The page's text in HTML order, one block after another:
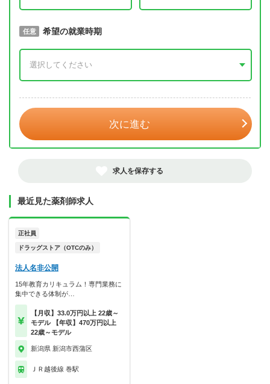
必須 取得予定年
任意 希望の就業時期
次に進む
求人を保存する
最近見た薬剤師求人
正社員
ドラッグストア（OTCのみ）
法人名非公開
15年教育カリキュラム！専門業務に
集中できる体制が…
【月収】33.0万円以上 22歳～
モデル 【年収】470万円以上
22歳～モデル
新潟県 新潟市西蒲区
ＪＲ越後線 巻駅